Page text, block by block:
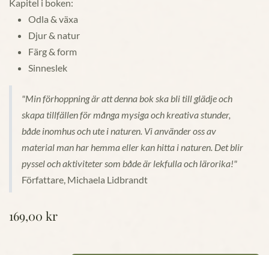
Kapitel i boken:
Odla & växa
Djur & natur
Färg & form
Sinneslek
"Min förhoppning är att denna bok ska bli till glädje och
skapa tillfällen för många mysiga och kreativa stunder,
både inomhus och ute i naturen. Vi använder oss av
material man har hemma eller kan hitta i naturen. Det blir
pyssel och aktiviteter som både är lekfulla och lärorika!"
Författare, Michaela Lidbrandt
169,00 kr